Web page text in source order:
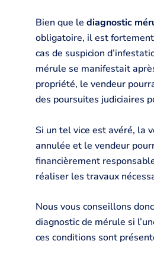
Bien que le diagnostic
obligatoire, il est
cas de suspicion
mérule se manifestait
propriété, le vendeur
des poursuites judiciaires
Si un tel vice est avéré, la
annulée et le vendeur
financièrement
réaliser les travaux
Nous vous conseillons
diagnostic de mérule si
ces conditions sont